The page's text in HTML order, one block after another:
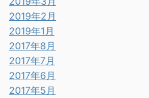
2019年2月
2019年1月
2017年8月
2017年7月
2017年6月
2017年5月